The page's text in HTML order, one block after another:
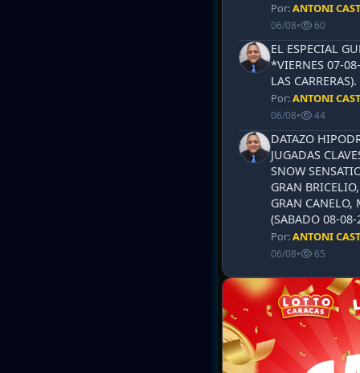
Por:ANTONI
06/08• 60
EL ESPECIAL
*VIERNES 07-
LAS
Por:ANTONI
06/08• 44
DATAZO
JUGADAS
SNOW
GRAN
GRAN CANELO,
(SABADO 08-
Por:ANTONI
06/08• 65